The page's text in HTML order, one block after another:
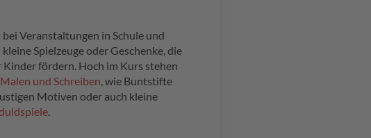
Veranstaltungen in Schule und
Spielzeuge oder Geschenke, die
fördern. Hoch im Kurs stehen
Malen und Schreiben, wie Buntstifte
Motiven oder auch kleine
.